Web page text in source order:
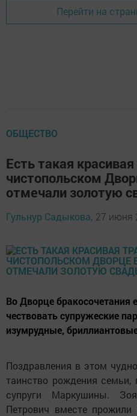
Перейти на
ОБЩЕСТВО
Есть такая
чистопольском
отмечали золотую
Гульнур Садыкова, 27 июня
Во Дворце бракосочетания
чествовать супружеские
изумрудные,
Поздравления в этом
таинство рождения семьи,
супруги Маркушины.
Петрович вместе